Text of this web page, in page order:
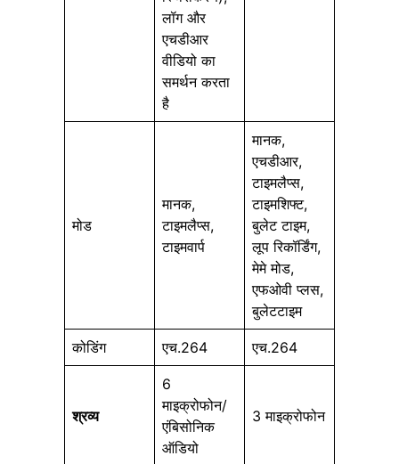
लॉग और
एचडीआर
वीडियो का
समर्थन करता
है
मोड
मानक,
टाइमलैप्स,
टाइमवार्प
मानक,
एचडीआर,
टाइमलैप्स,
टाइमशिफ्ट,
बुलेट टाइम,
लूप रिकॉर्डिंग,
मेमे मोड,
एफओवी प्लस,
बुलेटटाइम
कोडिंग एच.264 एच.264
श्रव्य
6
माइक्रोफोन/
एंबिसोनिक
ऑडियो
3 माइक्रोफोन